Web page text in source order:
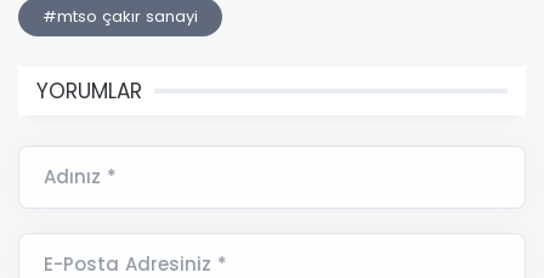
#mtso çakır sanayi
YORUMLAR
Adınız *
E-Posta Adresiniz *